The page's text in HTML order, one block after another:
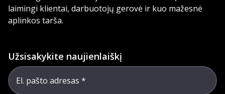
laimingi klientai, darbuotojų gerovė ir kuo mažesnė
aplinkos tarša.
Užsisakykite naujienlaiškį
El. pašto adresas